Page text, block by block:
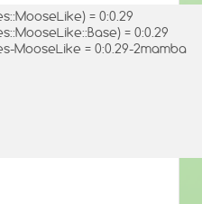
= 0:0.29
= 0:0.29
MooseLike = 0:0.29-2mamba